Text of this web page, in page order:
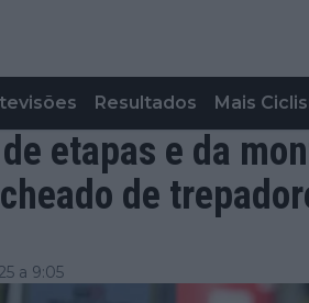
Resultados Mais
etapas e da
de
a 9:05